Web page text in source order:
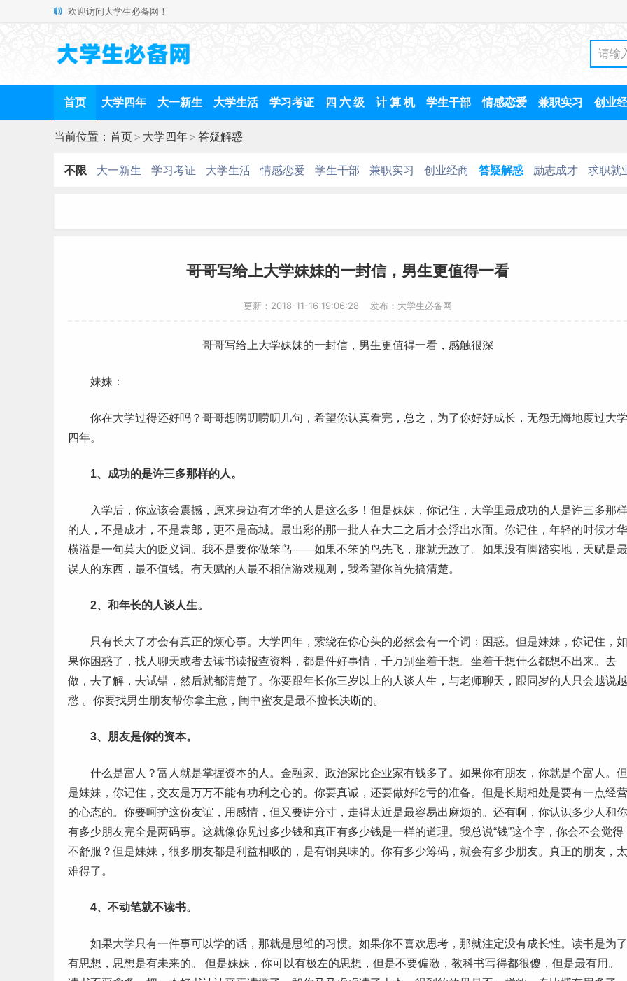
欢迎访问大学生必备网！
首页 大学四年 大一新生 大学生活 学习考证 四 六 级 计 算 机 学生干部 情感恋爱 兼职实习 创业
当前位置： 首页> 大学四年> 答疑解惑
不限 大一新生 学习考证 大学生活 情感恋爱 学生干部 兼职实习 创业经商 答疑解惑 励志成才 求职就
哥哥写给上大学妹妹的一封信，男生更值得一看
更新：2018-11-16 19:06:28 发布：大学生必备网
哥哥写给 上大学妹妹的一封信，男生更值得一看，感触很深
妹妹：
你在大学过得还好吗？哥哥想唠叨唠叨几句，希望你认真看完，总之，为了你好好成长 ，无怨无悔地度过大学
四年。
1、 成功的是许三多那样的人。
入学后，你应该会震撼，原来身边有才华的人是这么多！但是妹妹，你记住，大学里最成功的人是许三多那样
的人，不是成才，不是袁郎，更不是高城。最出彩的那一批人在大二之后才会浮出水面。你记住，年轻的时候才华
横溢是一句莫大的贬义词。我不是要你做笨鸟——如果不笨的鸟先飞，那就无敌了。如果没有脚踏实地，天赋是最
误人的东西，最不值钱。有天赋的人最不相信游戏规则，我希望你首先搞清楚。
2、和年长的人谈人生。
只有长大了才会有真正的烦心事。大学四年，萦绕在你心头的必然会有一个词：困惑。但是妹妹，你记住，如
果你困惑了，找人聊天或者去读书读报查资料，都是件好事情，千万别坐着干想。坐着干想什么都想不出来。去
做，去了解，去试错，然后就都清楚了。你要跟年长你三岁以上的人谈人生，与老师聊天，跟同岁的人只会越说越
愁 。你要找男生朋友帮你拿主意，闺中蜜友是最不擅长决断的。
3、朋友是你的资本。
什么是富人？富人就是掌握资本的人。金融家、政治家比企业家有钱多了。如果你有朋友，你就是个富人。但
是妹妹，你记住，交友是万万不能有功利之心的。你要真诚，还要做好吃亏的准备。但是长期相处是要有一点经营
的心态的。你要呵护这份友谊，用感情 ，但又要讲分寸，走得太近是最容易出麻烦的。还有啊，你认识多少人和你
有多少朋友完全是两码事。这就像你见过多少钱和真正有多少钱是一样的道理。我总说“钱”这个字，你会不会觉得
不舒服？但是妹妹，很多朋友都是利益相吸的，是有铜臭味的。你有多少筹码，就会有多少朋友。真正的朋友，太
难得了。
4、不动笔就不读书。
如果大学只有一件事可以学的话，那就是思维的习惯。如果你不喜欢思考，那就注定没有成长性。读书是为了
有思想，思想是有未来的。 但是妹妹，你可以有极左的思想，但是不要偏激，教科书写得都很傻，但是最有用。